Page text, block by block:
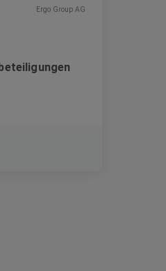
Ergo Group AG